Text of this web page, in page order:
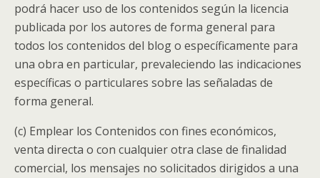
podrá hacer uso de los contenidos según la licencia
publicada por los autores de forma general para
todos los contenidos del blog o específicamente para
una obra en particular, prevaleciendo las indicaciones
específicas o particulares sobre las señaladas de
forma general.
(c) Emplear los Contenidos con fines económicos,
venta directa o con cualquier otra clase de finalidad
comercial, los mensajes no solicitados dirigidos a una